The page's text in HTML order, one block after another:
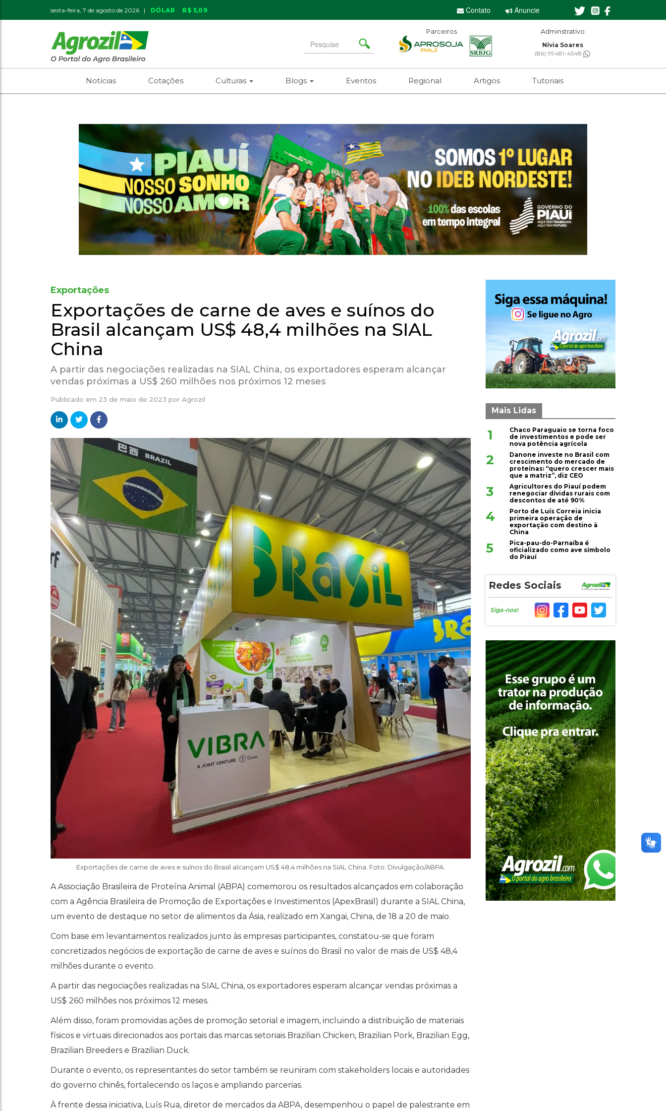
sexta-feira, 7 de agosto de 2026 | DÓLAR R$ 5,09 Contato Anuncie
Search
for
Parceiros Editor-chefe
Sebastian Eugênio
(61) 99650-2473
Notícias Cotações Culturas Blogs Eventos Regional Artigos Tutoriais
Exportações
Exportações de carne de aves e suínos do
Brasil alcançam US$ 48,4 milhões na SIAL
China
A partir das negociações realizadas na SIAL China, os exportadores esperam alcançar
vendas próximas a US$ 260 milhões nos próximos 12 meses
Publicado em 23 de maio de 2023 por Agrozil
Exportações de carne de aves e suínos do Brasil alcançam US$ 48,4 milhões na SIAL China. Foto: Divulgação/ABPA.
A Associação Brasileira de Proteína Animal (ABPA) comemorou os resultados alcançados em colaboração
com a Agência Brasileira de Promoção de Exportações e Investimentos (ApexBrasil) durante a SIAL China,
um evento de destaque no setor de alimentos da Ásia, realizado em Xangai, China, de 18 a 20 de maio.
Com base em levantamentos realizados junto às empresas participantes, constatou-se que foram
concretizados negócios de exportação de carne de aves e suínos do Brasil no valor de mais de US$ 48,4
milhões durante o evento.
A partir das negociações realizadas na SIAL China, os exportadores esperam alcançar vendas próximas a
US$ 260 milhões nos próximos 12 meses.
Além disso, foram promovidas ações de promoção setorial e imagem, incluindo a distribuição de materiais
físicos e virtuais direcionados aos portais das marcas setoriais Brazilian Chicken, Brazilian Pork, Brazilian Egg,
Brazilian Breeders e Brazilian Duck.
Durante o evento, os representantes do setor também se reuniram com stakeholders locais e autoridades
do governo chinês, fortalecendo os laços e ampliando parcerias.
À frente dessa iniciativa, Luís Rua, diretor de mercados da ABPA, desempenhou o papel de palestrante em
Mais Lidas
1
Chaco Paraguaio se torna foco
de investimentos e pode ser
nova potência agrícola
2
Danone investe no Brasil com
crescimento do mercado de
proteínas: “quero crescer mais
que a matriz”, diz CEO
3
Agricultores do Piauí podem
renegociar dívidas rurais com
descontos de até 90%
4
Porto de Luís Correia inicia
primeira operação de
exportação com destino à
China
5
Pica-pau-do-Parnaíba é
oficializado como ave símbolo
do Piauí
Redes Sociais
Siga-nos!